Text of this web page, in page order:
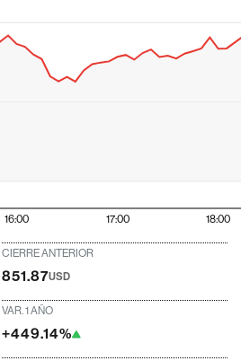
16:00 17:00 18:00
CIERRE ANTERIOR
851.87USD
VAR. 1 AÑO
+449.14%